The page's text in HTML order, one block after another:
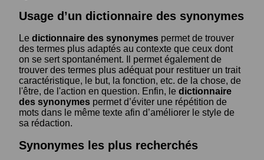
Usage d’un dictionnaire des synonymes
Le dictionnaire des synonymes permet de trouver
des termes plus adaptés au contexte que ceux dont
on se sert spontanément. Il permet également de
trouver des termes plus adéquat pour restituer un trait
caractéristique, le but, la fonction, etc. de la chose, de
l'être, de l'action en question. Enfin, le dictionnaire
des synonymes permet d’éviter une répétition de
mots dans le même texte afin d’améliorer le style de
sa rédaction.
Synonymes les plus recherchés